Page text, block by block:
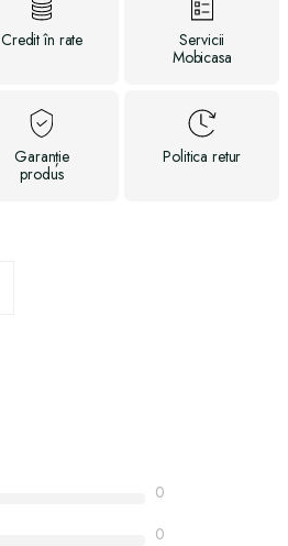
Creditîn rate
Servicii
Mobicasa
Garanție
produs
Politicaretur
0
0